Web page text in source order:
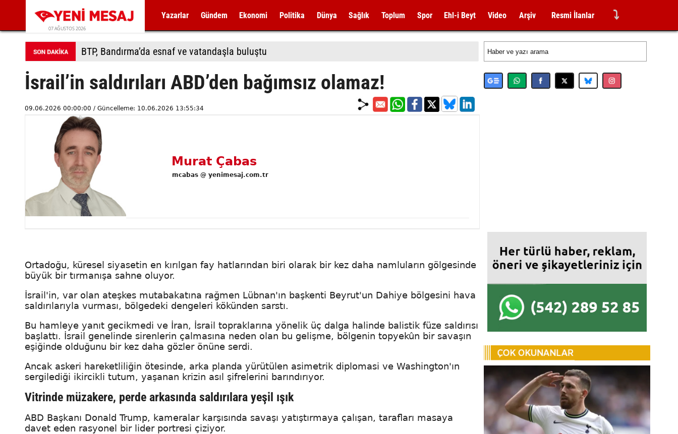
07 AĞUSTOS 2026
Yazarlar Gündem Ekonomi Politika Dünya Sağlık Toplum Spor Ehl-i Beyt Video Arşiv Resmi İlanlar ⤵
BTP, Bandırma’da esnaf ve vatandaşla buluştu
İsrail’in saldırıları ABD’den bağımsız olamaz!
09.06.2026 00:00:00 / Güncelleme: 10.06.2026 13:55:34
Murat Çabas
mcabas @ yenimesaj.com.tr
Ortadoğu, küresel siyasetin en kırılgan fay hatlarından biri olarak bir kez daha namluların gölgesinde
büyük bir tırmanışa sahne oluyor.
İsrail'in, var olan ateşkes mutabakatına rağmen Lübnan'ın başkenti Beyrut'un Dahiye bölgesini hava
saldırılarıyla vurması, bölgedeki dengeleri kökünden sarstı.
Bu hamleye yanıt gecikmedi ve İran, İsrail topraklarına yönelik üç dalga halinde balistik füze saldırısı
başlattı. İsrail genelinde sirenlerin çalmasına neden olan bu gelişme, bölgenin topyekûn bir savaşın
eşiğinde olduğunu bir kez daha gözler önüne serdi.
Ancak askeri hareketliliğin ötesinde, arka planda yürütülen asimetrik diplomasi ve Washington'ın
sergilediği ikircikli tutum, yaşanan krizin asıl şifrelerini barındırıyor.
Vitrinde müzakere, perde arkasında saldırılara yeşil ışık
ABD Başkanı Donald Trump, kameralar karşısında savaşı yatıştırmaya çalışan, tarafları masaya
davet eden rasyonel bir lider portresi çiziyor.